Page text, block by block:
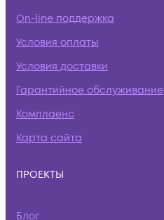
On-line поддержка
Условия оплаты
Условия доставки
Гарантийное обслуживание
Комплаенс
Карта сайта
ПРОЕКТЫ
Блог